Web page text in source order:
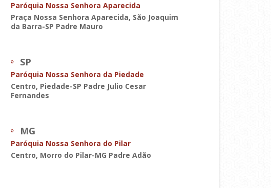
Paróquia Nossa Senhora Aparecida
Praça Nossa Senhora Aparecida, São Joaquim
da Barra-SP Padre Mauro
SP
Paróquia Nossa Senhora da Piedade
Centro, Piedade-SP Padre Julio Cesar
Fernandes
MG
Paróquia Nossa Senhora do Pilar
Centro, Morro do Pilar-MG Padre Adão